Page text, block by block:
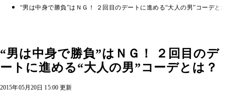
“男は中身で勝負”はＮＧ！ ２回目のデートに進める“大人の男”コーデと
“男は中身で勝負”はＮＧ！ ２回目のデ
ートに進める“大人の男”コーデとは？
2015年05月20日 15:00 更新